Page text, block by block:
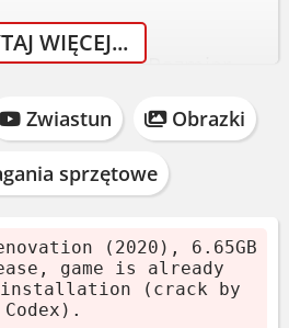
z 2020 roku,
wersji 2.2.2. Rozmiar
Gra jest już
od Codex).
7-Zip lub
płyty lub wypal.
WIĘCEJ...
Zwiastun Obrazki
sprzętowe
(2020), 6.65GB
game is already
(crack by
Codex).